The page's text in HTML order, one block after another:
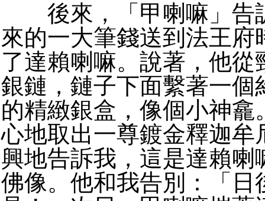
後來，「甲喇嘛」告
來的一大筆錢送到法王府
了達賴喇嘛。說著，他從
銀鏈，鏈子下面繫著一個
的精緻銀盒，像個小神龕
心地取出一尊鍍金釋迦牟
興地告訴我，這是達賴喇
佛像。他和我告別：「日